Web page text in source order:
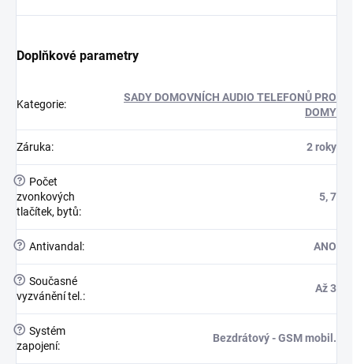
Doplňkové parametry
Kategorie:
SADY DOMOVNÍCH AUDIO TELEFONŮ PRO
DOMY
Záruka: 2 roky
?
Počet
zvonkových
tlačítek, bytů:
5, 7
? Antivandal : ANO
? Současné
vyzvánění tel.:
Až 3
? Systém
zapojení:
Bezdrátový - GSM mobil.